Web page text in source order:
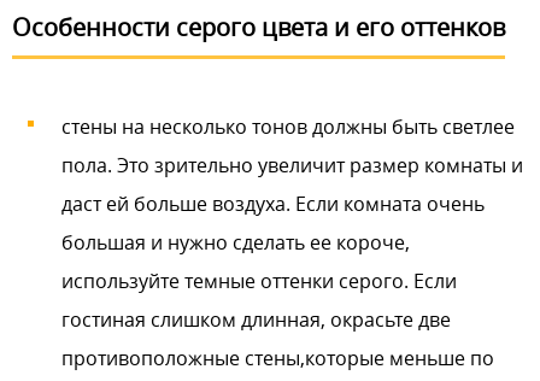
Особенности серого цвета и его оттенков
стены на несколько тонов должны быть светлее
пола. Это зрительно увеличит размер комнаты и
даст ей больше воздуха. Если комната очень
большая и нужно сделать ее короче,
используйте темные оттенки серого. Если
гостиная слишком длинная, окрасьте две
противоположные стены,которые меньше по